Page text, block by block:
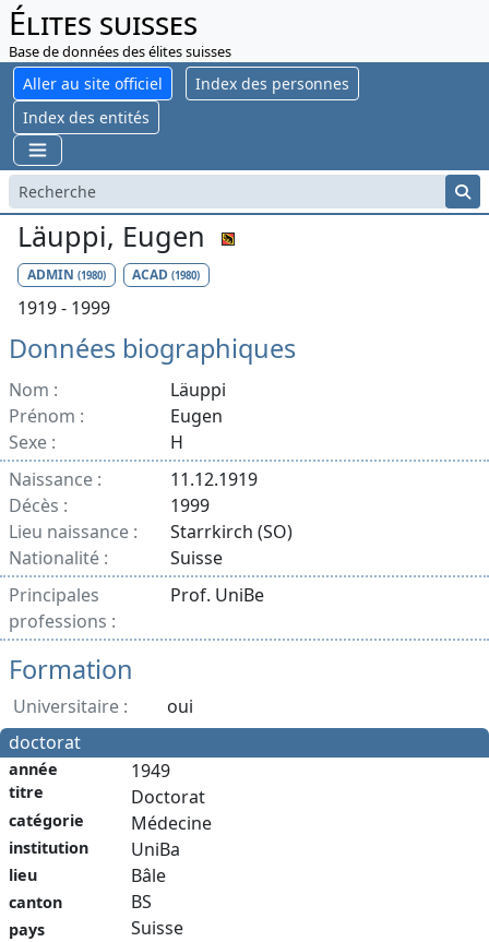
Élites suisses
Base de données des élites suisses
Aller au site officiel
Index des personnes
Index des entités
Läuppi, Eugen
ADMIN (1980) ACAD(1980)
1919 - 1999
Données biographiques
Nom :
Läuppi
Prénom :
Eugen
Sexe :
H
Naissance :
11.12.1919
Décès :
1999
Lieu naissance :
Starrkirch (SO)
Nationalité :
Suisse
Principales
professions :
Prof. UniBe
Formation
Universitaire :
oui
doctorat
année
titre
catégorie
institution
lieu
canton
pays
1949
Doctorat
Médecine
UniBa
Bâle
BS
Suisse